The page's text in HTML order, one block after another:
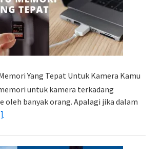
Yang Tepat Untuk Kamera Kamu
untuk kamera terkadang
oleh banyak orang. Apalagi jika dalam